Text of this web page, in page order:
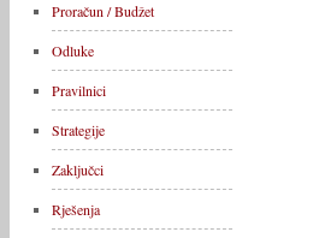
Proračun / Budžet
Odluke
Pravilnici
Strategije
Zaključci
Rješenja